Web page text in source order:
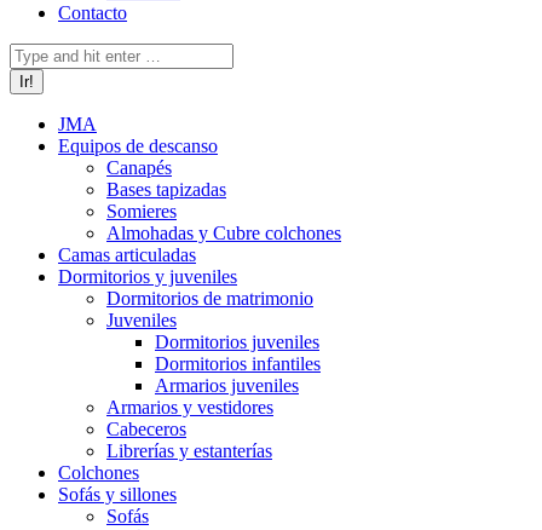
Contacto
Buscar:
JMA
Equipos de descanso
Canapés
Bases tapizadas
Somieres
Almohadas y Cubre colchones
Camas articuladas
Dormitorios y juveniles
Dormitorios de matrimonio
Juveniles
Dormitorios juveniles
Dormitorios infantiles
Armarios juveniles
Armarios y vestidores
Cabeceros
Librerías y estanterías
Colchones
Sofás y sillones
Sofás